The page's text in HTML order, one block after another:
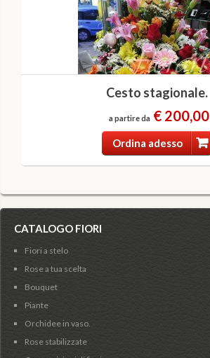
Cesto stagionale.
a partire da € 200,00
Ordina adesso
CATALOGO FIORI
Fiori a stelo
Rose a tua scelta
Bouquet
Piante
Orchidee in vaso.
Rose stabilizzate